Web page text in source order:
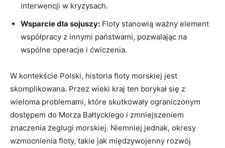
interwencji w ‌kryzysach.
Wsparcie dla sojuszy: Floty stanowią ważny⁢ element
współpracy z​ innymi państwami, pozwalając na
wspólne operacje i ćwiczenia.
W kontekście Polski, historia floty morskiej jest
skomplikowana. Przez wieki kraj ten borykał się z
wieloma problemami, które skutkowały ograniczonym
dostępem do⁢ Morza Bałtyckiego i⁤ zmniejszeniem⁣
znaczenia ⁤żeglugi morskiej. Niemniej ⁢jednak, ⁤okresy
wzmocnienia ⁣floty, takie jak ‌międzywojenny rozwój